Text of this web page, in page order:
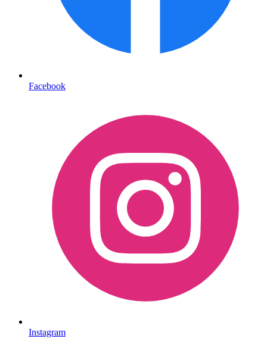
Facebook
Instagram